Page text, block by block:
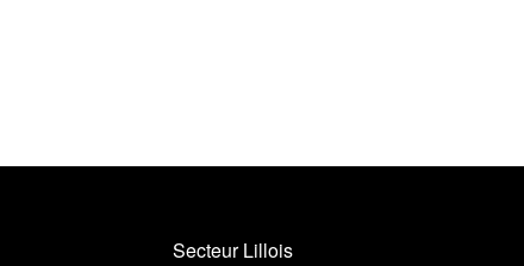
Secteur Lillois